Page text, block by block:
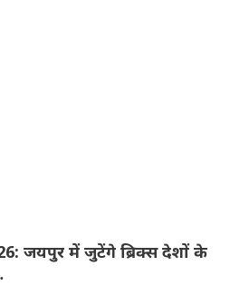
जयपुर में जुटेंगे ब्रिक्स देशों के